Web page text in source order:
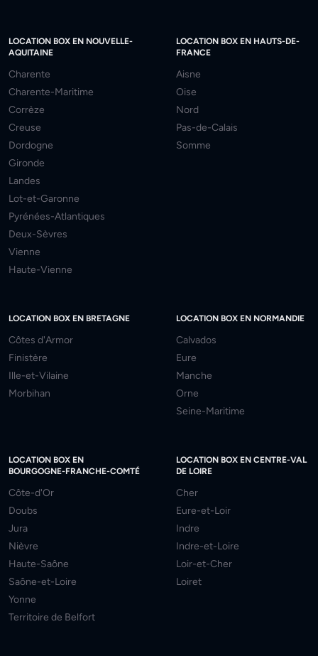
LOCATION BOX EN NOUVELLE-
AQUITAINE
Charente
Charente-Maritime
Corrèze
Creuse
Dordogne
Gironde
Landes
Lot-et-Garonne
Pyrénées-Atlantiques
Deux-Sèvres
Vienne
Haute-Vienne
LOCATION BOX EN HAUTS-DE-
FRANCE
Aisne
Oise
Nord
Pas-de-Calais
Somme
LOCATION BOX EN BRETAGNE
Côtes d'Armor
Finistère
Ille-et-Vilaine
Morbihan
LOCATION BOX EN NORMANDIE
Calvados
Eure
Manche
Orne
Seine-Maritime
LOCATION BOX EN
BOURGOGNE-FRANCHE-COMTÉ
Côte-d'Or
Doubs
Jura
Nièvre
Haute-Saône
Saône-et-Loire
Yonne
Territoire de Belfort
LOCATION BOX EN CENTRE-VAL
DE LOIRE
Cher
Eure-et-Loir
Indre
Indre-et-Loire
Loir-et-Cher
Loiret